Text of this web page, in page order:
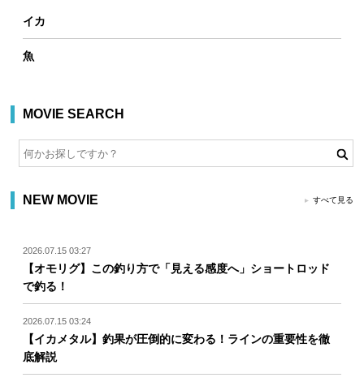
イカ
魚
MOVIE SEARCH
NEW MOVIE すべて見る
2026.07.15 03:27
【オモリグ】この釣り方で「見える感度へ」ショートロッド
で釣る！
2026.07.15 03:24
【イカメタル】釣果が圧倒的に変わる！ラインの重要性を徹
底解説